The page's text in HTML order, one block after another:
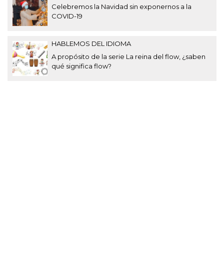
Celebremos la Navidad sin exponernos a la
COVID-19
HABLEMOS DEL IDIOMA
A propósito de la serie La reina del flow, ¿saben
qué significa flow?